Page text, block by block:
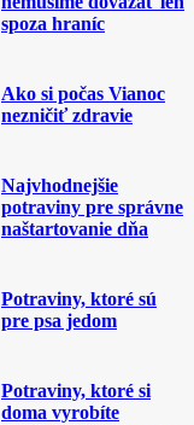
spoza hraníc
Ako si počas Vianoc
nezničiť zdravie
Najvhodnejšie
potraviny pre správne
naštartovanie dňa
Potraviny, ktoré sú
pre psa jedom
Potraviny, ktoré si
doma vyrobíte